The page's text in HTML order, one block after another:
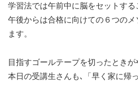
学習法では午前中に脳をセットする
午後からは合格に向けての６つの
ます。
目指すゴールテープを切ったときが
本日の受講生さんも､「早く家に帰